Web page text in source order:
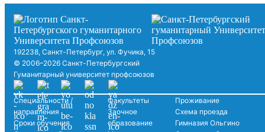
192238, Санкт-Петербург, ул. Фучика, 15
© 2006–2026 Санкт-Петербургский
Гуманитарный университет профсоюзов
Специальности /
направления
Сроки обучения
Факультеты
Заочное
образование
Проживание
Схема проезда
Гимназия Ольгино